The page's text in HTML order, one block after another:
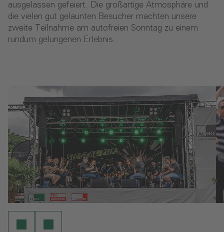
ausgelassen gefeiert. Die großartige Atmosphäre und
die vielen gut gelaunten Besucher machten unsere
zweite Teilnahme am autofreien Sonntag zu einem
rundum gelungenen Erlebnis.